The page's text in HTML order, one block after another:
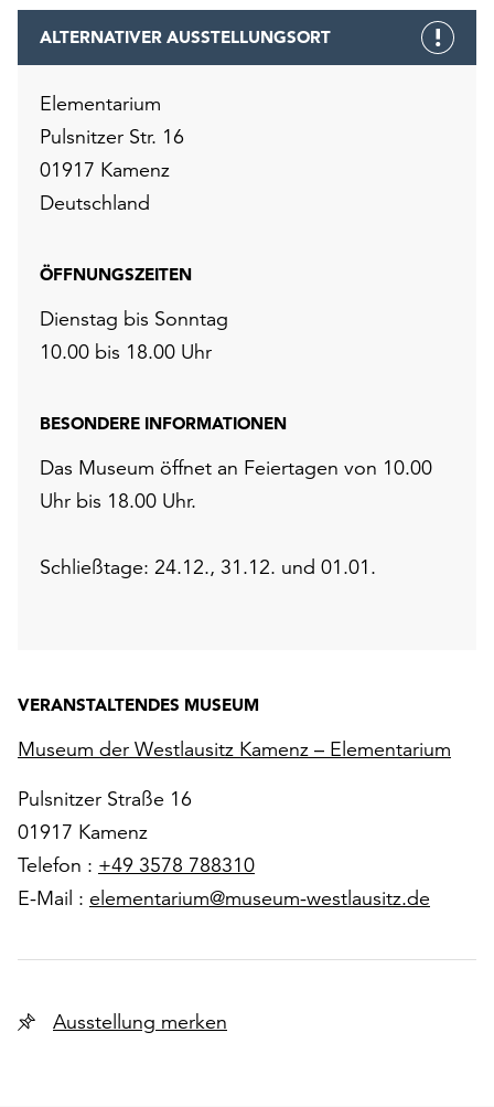
ALTERNATIVER AUSSTELLUNGSORT
Elementarium
Pulsnitzer Str. 16
01917 Kamenz
Deutschland
ÖFFNUNGSZEITEN
Dienstag bis Sonntag
10.00 bis 18.00 Uhr
BESONDERE INFORMATIONEN
Das Museum öffnet an Feiertagen von 10.00
Uhr bis 18.00 Uhr.
Schließtage: 24.12., 31.12. und 01.01.
VERANSTALTENDES MUSEUM
Museum der Westlausitz Kamenz – Elementarium
Pulsnitzer Straße 16
01917 Kamenz
Telefon : +49 3578 788310
E-Mail : elementarium@museum-westlausitz.de
Ausstellung merken